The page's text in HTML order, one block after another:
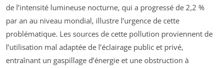
de l’intensité lumineuse nocturne, qui a progressé de 2,2 %
par an au niveau mondial, illustre l’urgence de cette
problématique. Les sources de cette pollution proviennent de
l’utilisation mal adaptée de l’éclairage public et privé,
entraînant un gaspillage d’énergie et une obstruction à